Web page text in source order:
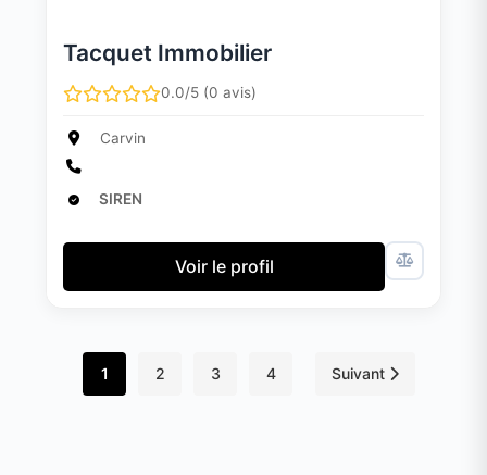
Tacquet Immobilier
0.0/5 (0 avis)
Carvin
SIREN
Voir le profil
1 2 3 4 Suivant